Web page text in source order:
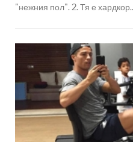
"нежния пол". 2. Тя е хардкор..